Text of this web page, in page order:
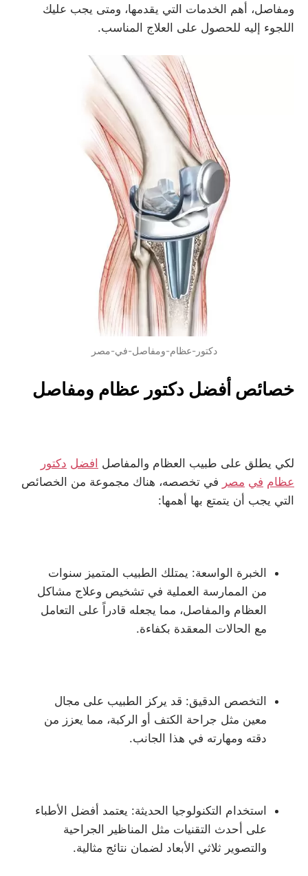
ومفاصل، أهم الخدمات التي يقدمها، ومتى يجب عليك
اللجوء إليه للحصول على العلاج المناسب.
دكتور-عظام-ومفاصل-في-مصر
خصائص أفضل دكتور عظام ومفاصل
لكي يطلق على طبيب العظام والمفاصل افضل دكتور
عظام في مصر في تخصصه، هناك مجموعة من الخصائص
التي يجب أن يتمتع بها أهمها:
الخبرة الواسعة: يمتلك الطبيب المتميز سنوات
من الممارسة العملية في تشخيص وعلاج مشاكل
العظام والمفاصل، مما يجعله قادراً على التعامل
مع الحالات المعقدة بكفاءة.
التخصص الدقيق: قد يركز الطبيب على مجال
معين مثل جراحة الكتف أو الركبة، مما يعزز من
دقته ومهارته في هذا الجانب.
استخدام التكنولوجيا الحديثة: يعتمد أفضل الأطباء
على أحدث التقنيات مثل المناظير الجراحية
والتصوير ثلاثي الأبعاد لضمان نتائج مثالية.